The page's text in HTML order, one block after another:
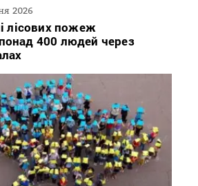
2026
лісових пожеж
400 людей через